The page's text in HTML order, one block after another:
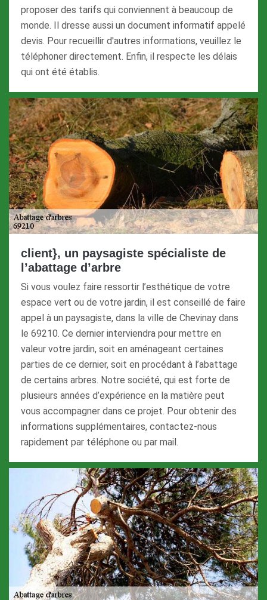
proposer des tarifs qui conviennent à beaucoup de
monde. Il dresse aussi un document informatif appelé
devis. Pour recueillir d'autres informations, veuillez le
téléphoner directement. Enfin, il respecte les délais
qui ont été établis.
client}, un paysagiste spécialiste de
l’abattage d’arbre
Si vous voulez faire ressortir l’esthétique de votre
espace vert ou de votre jardin, il est conseillé de faire
appel à un paysagiste, dans la ville de Chevinay dans
le 69210. Ce dernier interviendra pour mettre en
valeur votre jardin, soit en aménageant certaines
parties de ce dernier, soit en procédant à l’abattage
de certains arbres. Notre société, qui est forte de
plusieurs années d’expérience en la matière peut
vous accompagner dans ce projet. Pour obtenir des
informations supplémentaires, contactez-nous
rapidement par téléphone ou par mail.